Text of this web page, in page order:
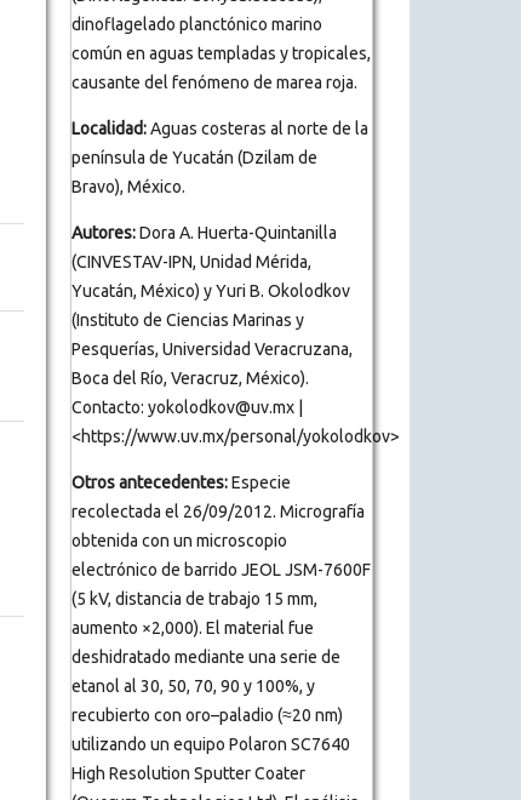
dinoflagelado planctónico marino
común en aguas templadas y tropicales,
causante del fenómeno de marea roja.
Localidad:Aguas costeras al norte de la
península de Yucatán (Dzilam de
Bravo), México.
Autores:Dora A. Huerta-Quintanilla
(CINVESTAV-IPN, Unidad Mérida,
Yucatán, México) y Yuri B. Okolodkov
(Instituto de Ciencias Marinas y
Pesquerías, Universidad Veracruzana,
Boca del Río, Veracruz, México).
Contacto: yokolodkov@uv.mx |
<https://www.uv.mx/personal/yokolodkov>
Otros antecedentes:Especie
recolectada el 26/09/2012. Micrografía
obtenida con un microscopio
electrónico de barrido JEOL JSM-7600F
(5 kV, distancia de trabajo 15 mm,
aumento ×2,000). El material fue
deshidratado mediante una serie de
etanol al 30, 50, 70, 90 y 100%, y
recubierto con oro–paladio (≈20 nm)
utilizando un equipo Polaron SC7640
High Resolution Sputter Coater